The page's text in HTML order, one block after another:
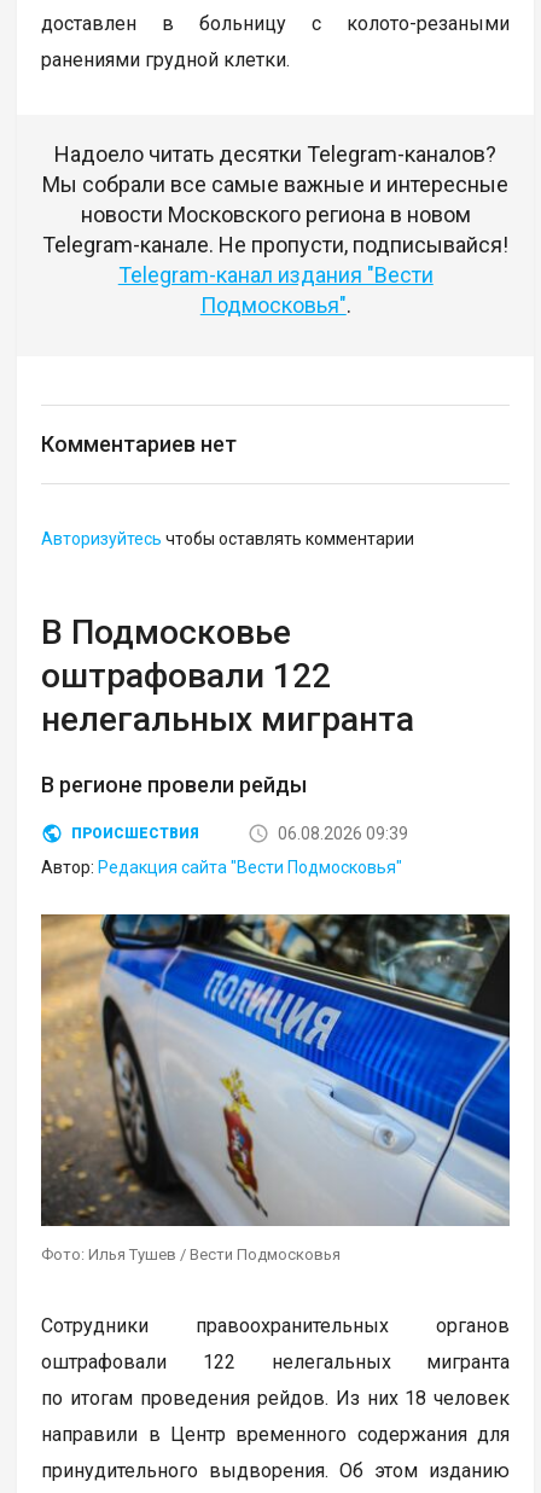
доставлен в больницу с колото-резаными
ранениями грудной клетки.
Надоело читать десятки Telegram-каналов?
Мы собрали все самые важные и интересные
новости Московского региона в новом
Telegram-канале. Не пропусти, подписывайся!
Telegram-канал издания "Вести
Подмосковья".
Комментариев нет
Авторизуйтесь чтобы оставлять комментарии
В Подмосковье
оштрафовали 122
нелегальных мигранта
В регионе провели рейды
ПРОИСШЕСТВИЯ
06.08.2026 09:39
Автор: Редакция сайта "Вести Подмосковья"
Фото: Илья Тушев / Вести Подмосковья
Сотрудники правоохранительных органов
оштрафовали 122 нелегальных мигранта
по итогам проведения рейдов. Из них 18 человек
направили в Центр временного содержания для
принудительного выдворения. Об этом изданию